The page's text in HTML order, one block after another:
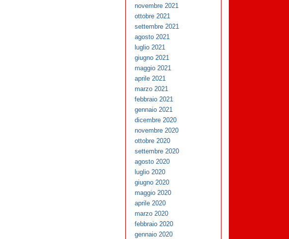
novembre 2021
ottobre 2021
settembre 2021
agosto 2021
luglio 2021
giugno 2021
maggio 2021
aprile 2021
marzo 2021
febbraio 2021
gennaio 2021
dicembre 2020
novembre 2020
ottobre 2020
settembre 2020
agosto 2020
luglio 2020
giugno 2020
maggio 2020
aprile 2020
marzo 2020
febbraio 2020
gennaio 2020